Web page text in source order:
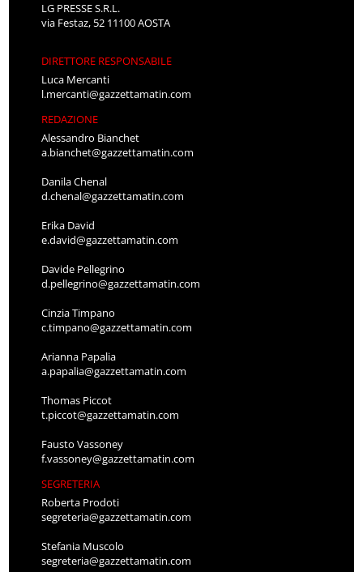
LG PRESSE S.R.L.
via Festaz, 52 11100 AOSTA
DIRETTORE RESPONSABILE
Luca Mercanti
l.mercanti@gazzettamatin.com
REDAZIONE
Alessandro Bianchet
a.bianchet@gazzettamatin.com
Danila Chenal
d.chenal@gazzettamatin.com
Erika David
e.david@gazzettamatin.com
Davide Pellegrino
d.pellegrino@gazzettamatin.com
Cinzia Timpano
c.timpano@gazzettamatin.com
Arianna Papalia
a.papalia@gazzettamatin.com
Thomas Piccot
t.piccot@gazzettamatin.com
Fausto Vassoney
f.vassoney@gazzettamatin.com
SEGRETERIA
Roberta Prodoti
segreteria@gazzettamatin.com
Stefania Muscolo
segreteria@gazzettamatin.com